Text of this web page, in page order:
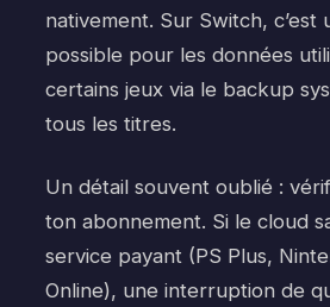
nativement. Sur Switch, c’est
possible pour les données
certains jeux via le backup
tous les titres.
Un détail souvent oublié :
ton abonnement. Si le cloud
service payant (PS Plus,
Online), une interruption de